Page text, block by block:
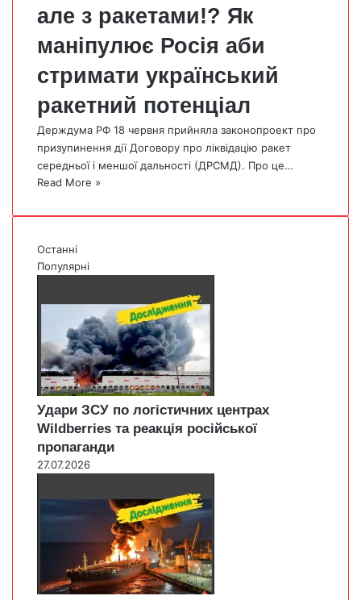
але з ракетами!? Як
маніпулює Росія аби
стримати український
ракетний потенціал
Держдума РФ 18 червня прийняла законопроект про
призупинення дії Договору про ліквідацію ракет
середньої і меншої дальності (ДРСМД). Про це…
Read More »
Останні
Популярні
Удари ЗСУ по логістичних центрах
Wildberries та реакція російської
пропаганди
27.07.2026